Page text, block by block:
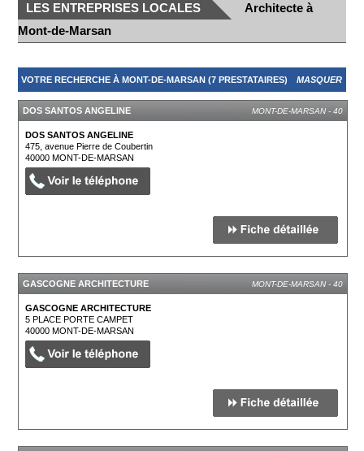
LES ENTREPRISES LOCALES
Architecte à
Mont-de-Marsan
VOTRE RECHERCHE À MONT-DE-MARSAN (7 PRESTATAIRES) MASQUER
DOS SANTOS ANGELINE MONT-DE-MARSAN - 40
DOS SANTOS ANGELINE
475, avenue Pierre de Coubertin
40000MONT-DE-MARSAN
GASCOGNE ARCHITECTURE MONT-DE-MARSAN - 40
GASCOGNE ARCHITECTURE
5 PLACE PORTE CAMPET
40000MONT-DE-MARSAN